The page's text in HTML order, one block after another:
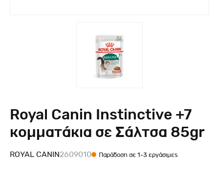
Royal Canin Instinctive +7
κομματάκια σε Σάλτσα 85gr
ROYAL CANIN2609010 Παράδοση σε 1-3 εργάσιμες